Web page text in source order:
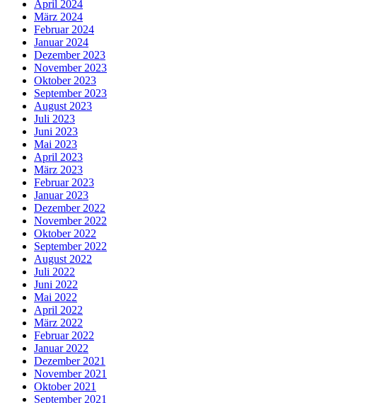
April 2024
März 2024
Februar 2024
Januar 2024
Dezember 2023
November 2023
Oktober 2023
September 2023
August 2023
Juli 2023
Juni 2023
Mai 2023
April 2023
März 2023
Februar 2023
Januar 2023
Dezember 2022
November 2022
Oktober 2022
September 2022
August 2022
Juli 2022
Juni 2022
Mai 2022
April 2022
März 2022
Februar 2022
Januar 2022
Dezember 2021
November 2021
Oktober 2021
September 2021